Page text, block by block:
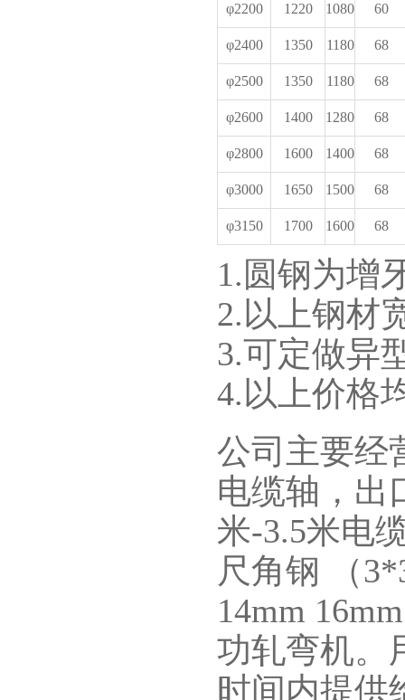
φ2200 1220 1080 60
φ2400 1350 1180 68
φ2500 1350 1180 68
φ2600 1400 1280 68
φ2800 1600 1400 68
φ3000 1650 1500 68
φ3150 1700 1600 68
1.圆钢为增
2.以上钢材
3.可定做异
4.以上价格
公司主要经
电缆轴，出
米-3.5米电
尺角钢 （
14mm
功轧弯机。
时间内提供